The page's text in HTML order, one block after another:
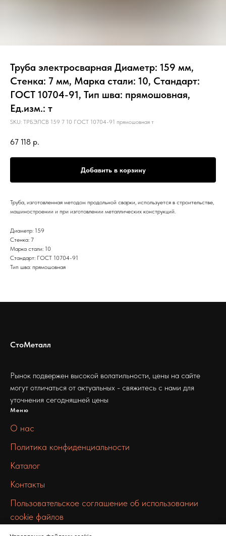
Труба электросварная Диаметр: 159 мм,
Стенка: 7 мм, Марка стали: 10, Стандарт:
ГОСТ 10704-91, Тип шва: прямошовная,
Ед.изм.: т
SKU: ТРБЭЛСВ 159 7 10 ГОСТ 10704-91 прямошовная т
67 118 р.
Добавить в корзину
Труба, изготовленная методом продольной сварки, используется в строительстве,
машиностроении и при изготовлении металлических конструкций.
Диаметр: 159
Стенка: 7
Марка стали: 10
Стандарт: ГОСТ 10704-91
Тип шва: прямошовная
СтоМеталл
Рынок подвержен высокой волатильности, цены на сайте
могут отличаться от актуальных - свяжитесь с нами для
уточнения сегодняшней цены
Меню
О нас
Политика конфиденциальности
Каталог
Контакты
Пользовательское соглашение об использовании
cookie файлов